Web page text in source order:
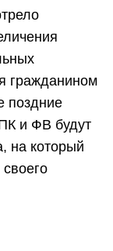
гражданином
поздние
и ФВ будут
на который